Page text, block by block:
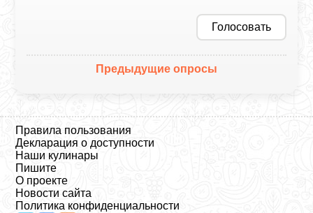
Голосовать
Предыдущие опросы
Правила пользования
Декларация о доступности
Наши кулинары
Пишите
О проекте
Новости сайта
Политика конфиденциальности